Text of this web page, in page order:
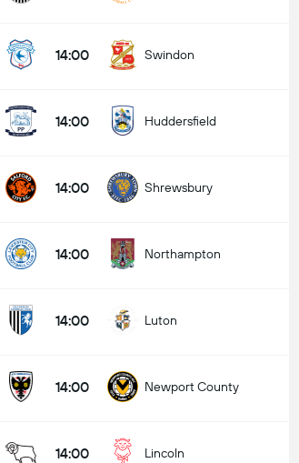
14:00 Swindon
14:00 Huddersfield
14:00 Shrewsbury
14:00 Northampton
14:00 Luton
14:00 Newport County
14:00 Lincoln